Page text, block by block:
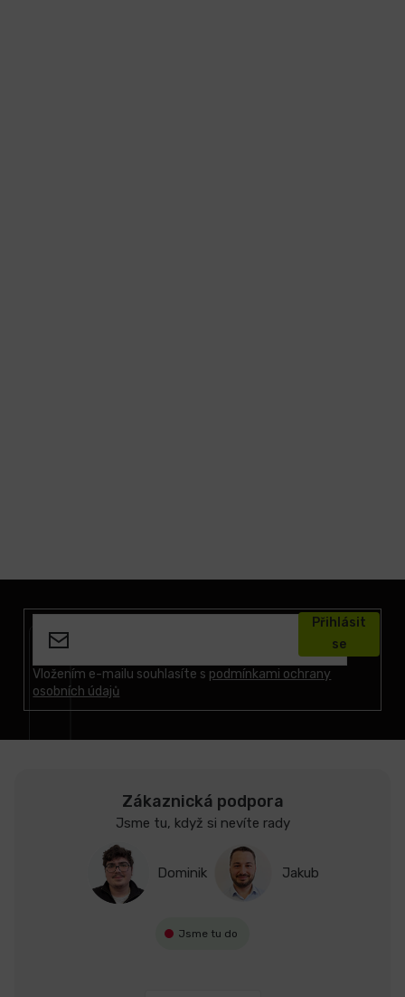
Vložením e-mailu souhlasíte s podmínkami ochrany
osobních údajů
Přihlásit
se
Zákaznická podpora
Jsme tu, když si nevíte rady
Dominik Jakub
Jsme tu do